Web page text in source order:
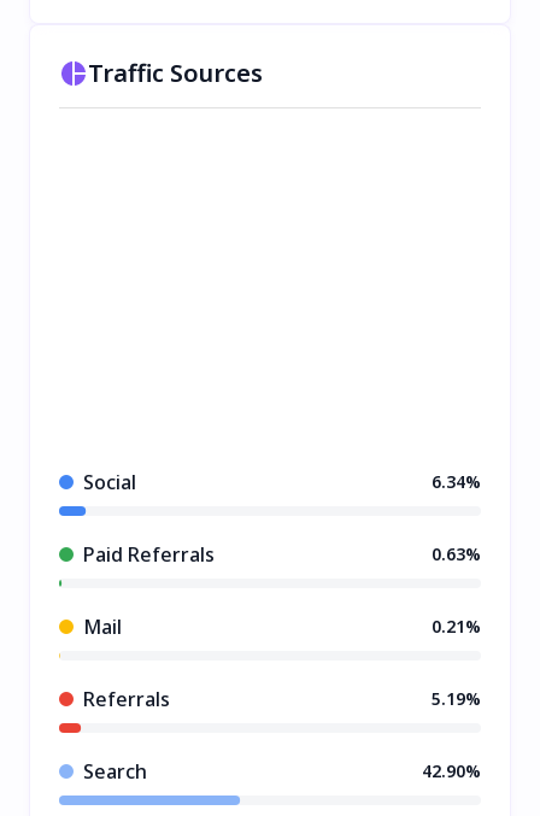
Traffic Sources
Social 6.34%
Paid Referrals 0.63%
Mail 0.21%
Referrals 5.19%
Search 42.90%